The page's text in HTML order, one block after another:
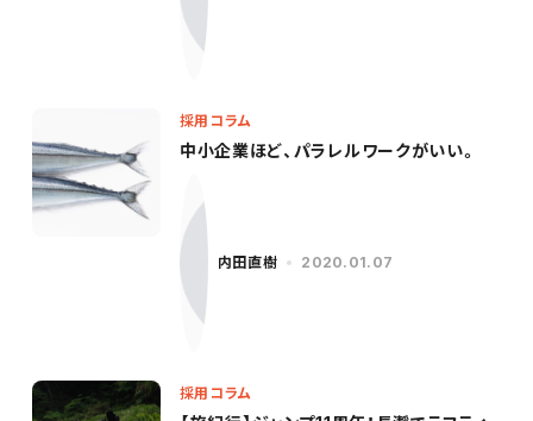
採用コラム
中小企業ほど、パラレルワークがいい。
内田直樹 2020.01.07
採用コラム